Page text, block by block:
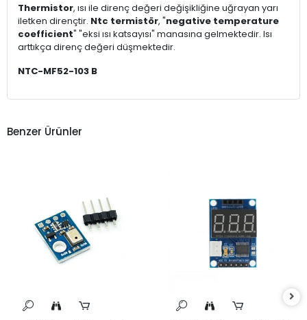
Thermistor, ısı ile direnç değeri değişikliğine uğrayan yarı
iletken dirençtir. Ntc termistör, "negative temperature
coefficient" "eksi ısı katsayısı" manasına gelmektedir. Isı
arttıkça direnç değeri düşmektedir.
NTC-MF52-103 B
Benzer Ürünler